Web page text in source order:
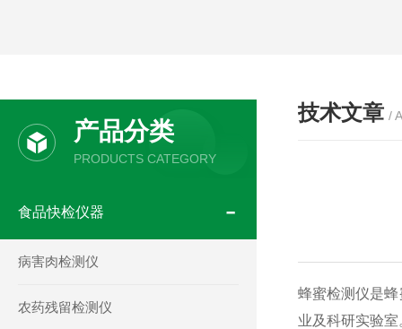
技术文章 /
蜂蜜检测仪是
业及科研实验室
产品分类
PRODUCTS CATEGORY
食品快检仪器
病害肉检测仪
农药残留检测仪